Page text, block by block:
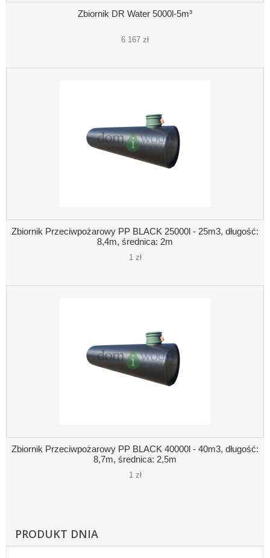
Zbiornik DR Water 5000l-5m³
6 167 zł
Zbiornik Przeciwpożarowy PP BLACK 25000l - 25m3, długość:
8,4m, średnica: 2m
1 zł
Zbiornik Przeciwpożarowy PP BLACK 40000l - 40m3, długość:
8,7m, średnica: 2,5m
1 zł
PRODUKT DNIA